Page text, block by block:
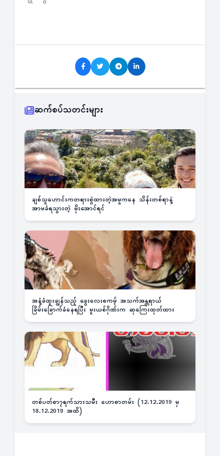
ဆက်စပ်သတင်းများ
ချစ်သူဟောင်းကတရားစွဲထားတဲ့အမှုကနေ သိန်းတစ်ရာနဲ့
အာမခံရသွားတဲ့ မိုးအောင်ရင်
အနံ့ခံထူးချွန်သည့် ခွေးလေးစကမ့် အသက်အန္တရာယ်
ခြိမ်းခြောက်ခံနေရပြီး မူးယစ်ဂိုဏ်းက ဆုကြေးထုတ်ထား
တစ်ပတ်စာ၇ရက်သားသမီး ဟောစာတမ်း (12.12.2019 မှ
18.12.2019 အထိ)